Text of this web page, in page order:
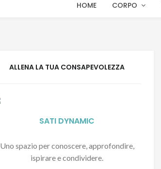
HOME CORPO
ALLENA LA TUA CONSAPEVOLEZZA
SATI DYNAMIC
Uno spazio per conoscere, approfondire,
ispirare e condividere.